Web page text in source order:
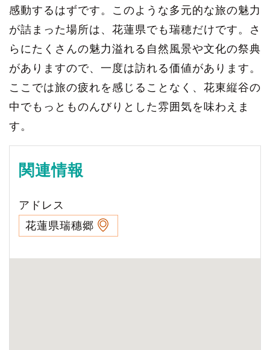
感動するはずです。このような多元的な旅の魅力
が詰まった場所は、花蓮県でも瑞穂だけです。さ
らにたくさんの魅力溢れる自然風景や文化の祭典
がありますので、一度は訪れる価値があります。
ここでは旅の疲れを感じることなく、花東縦谷の
中でもっとものんびりとした雰囲気を味わえま
す。
関連情報
アドレス
花蓮県瑞穗郷